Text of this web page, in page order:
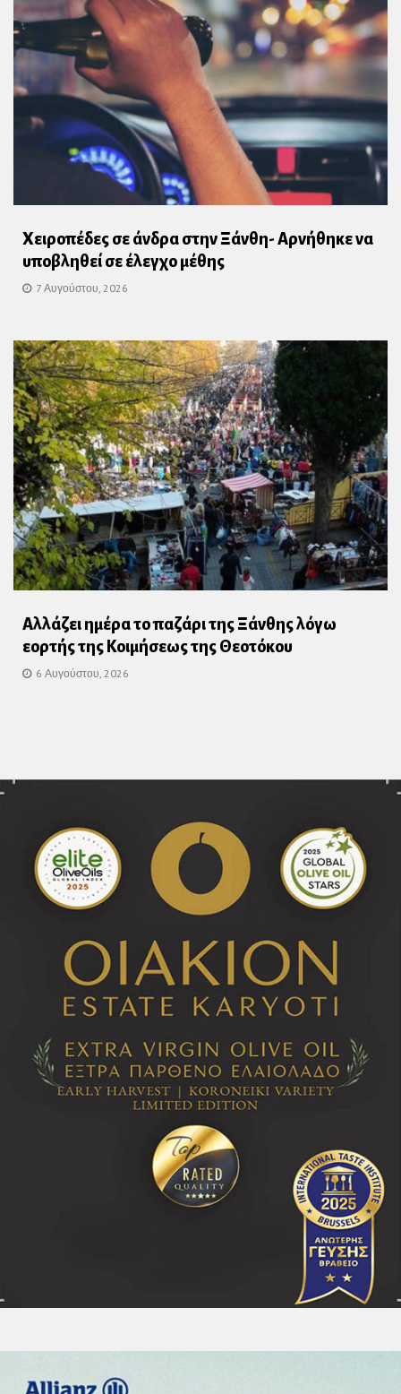
Χειροπέδες σε άνδρα στην Ξάνθη- Αρνήθηκε να
υποβληθεί σε έλεγχο μέθης
7 Αυγούστου, 2026
Αλλάζει ημέρα το παζάρι της Ξάνθης λόγω
εορτής της Κοιμήσεως της Θεοτόκου
6 Αυγούστου, 2026